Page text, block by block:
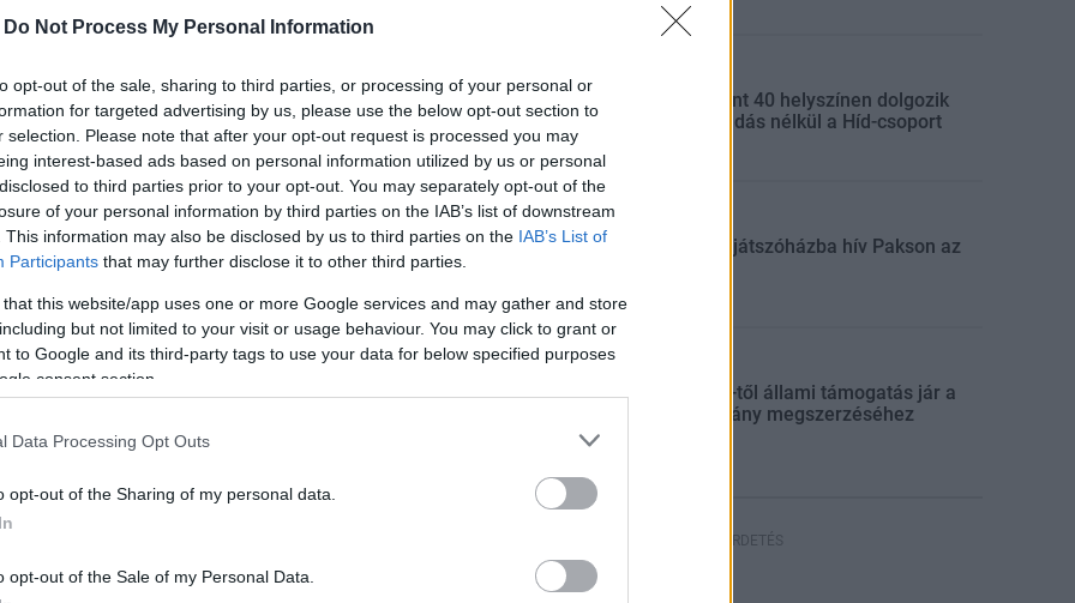
Do Not Process My Personal Information
opt-out of the sale, sharing to third parties, or processing of your personal or
for targeted advertising by us, please use the below opt-out section to
selection. Please note that after your opt-out request is processed you may
interest-based ads based on personal information utilized by us or personal
to third parties prior to your opt-out. You may separately opt-out of the
of your personal information by third parties on the IAB’s list of downstream
This information may also be disclosed by us to third parties on the IAB’s List of
Participants that may further disclose it to other third parties.
that this website/app uses one or more Google services and may gather and store
but not limited to your visit or usage behaviour. You may click to grant or
to Google and its third-party tags to use your data for below specified purposes
consent section.
Data Processing Opt Outs
opt-out of the Sharing of my personal data.
opt-out of the Sale of my Personal Data.
a hétvégi
felsővezeték-karbantartást végeznek,
több vonat helyett pótlóbuszokat indítanak
a szobi és a veresegyházi vonalon
a 26-os busz megállójából induló
Újpest felé.
a Budapest-Győr-Hegyeshalom vonalon is. A
és Tatabánya között végzett pályakarbantartás
közlekednek.
(
,www.mavcsoport.hu/mavinform/gyori-
Több mint 40 helyszínen dolgozik
fennakadás nélkül a Híd-csoport
Húsvéti játszóházba hív Pakson az
Július 1-től állami támogatás jár a
jogosítvány megszerzéséhez
HIRDETÉS